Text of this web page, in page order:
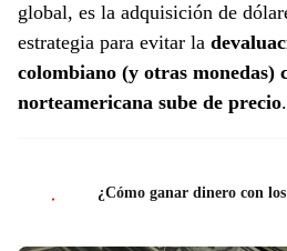
global, es la adquisición de
estrategia para evitar la
colombiano (y otras monedas)
norteamericana sube de precio.
¿Cómo ganar dinero con